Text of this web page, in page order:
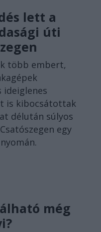
lett a
úti
több embert,
ideiglenes
is kibocsátottak
délután súlyos
egy
még